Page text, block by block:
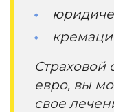
Страховой
евро, вы
свое